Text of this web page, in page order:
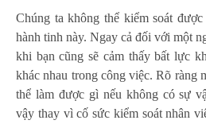
Chúng ta không thể kiểm soát
hành tinh này. Ngay cả đối với một
khi bạn cũng sẽ cảm thấy bất lực
khác nhau trong công việc. Rõ ràng
thể làm được gì nếu không có sự
vậy thay vì cố sức kiểm soát nhân